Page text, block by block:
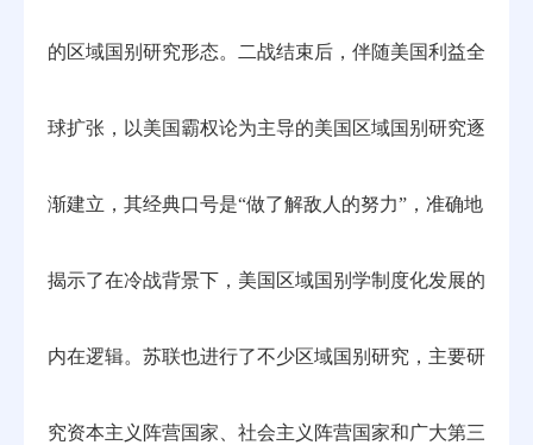
的区域国别研究形态。二战结束后，伴随美国利益全
球扩张，以美国霸权论为主导的美国区域国别研究逐
渐建立，其经典口号是“做了解敌人的努力”，准确地
揭示了在冷战背景下，美国区域国别学制度化发展的
内在逻辑。苏联也进行了不少区域国别研究，主要研
究资本主义阵营国家、社会主义阵营国家和广大第三